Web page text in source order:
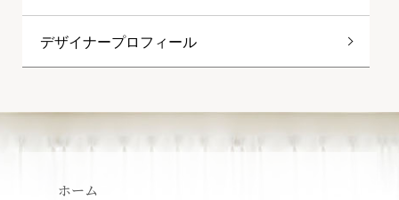
デザイナープロフィール
ホーム